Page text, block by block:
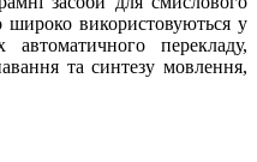
широко використовуються у
перекладу,
та синтезу мовлення,